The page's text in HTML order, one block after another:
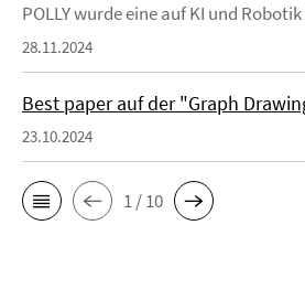
POLLY wurde eine auf KI und
28.11.2024
Best paper auf der "Graph
23.10.2024
1 / 10